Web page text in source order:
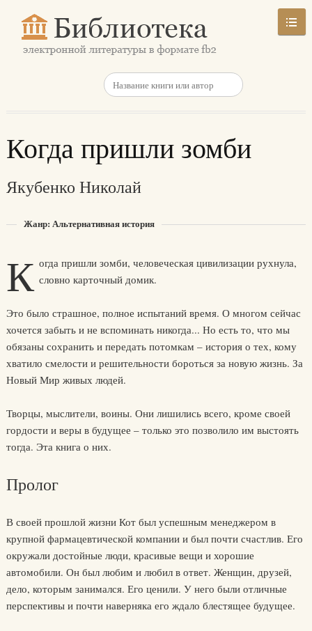
Когда пришли зомби
Якубенко Николай
Жанр: Альтернативная история
К огда пришли зомби, человеческая цивилизации рухнула,
словно карточный домик.
Это было страшное, полное испытаний время. О многом сейчас
хочется забыть и не вспоминать никогда... Но есть то, что мы
обязаны сохранить и передать потомкам – история о тех, кому
хватило смелости и решительности бороться за новую жизнь. За
Новый Мир живых людей.
Творцы, мыслители, воины. Они лишились всего, кроме своей
гордости и веры в будущее – только это позволило им выстоять
тогда. Эта книга о них.
Пролог
В своей прошлой жизни Кот был успешным менеджером в
крупной фармацевтической компании и был почти счастлив. Его
окружали достойные люди, красивые вещи и хорошие
автомобили. Он был любим и любил в ответ. Женщин, друзей,
дело, которым занимался. Его ценили. У него были отличные
перспективы и почти наверняка его ждало блестящее будущее.